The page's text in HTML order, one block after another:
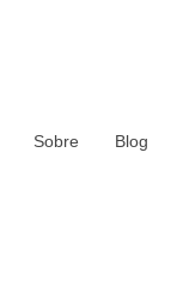
Sobre Blog